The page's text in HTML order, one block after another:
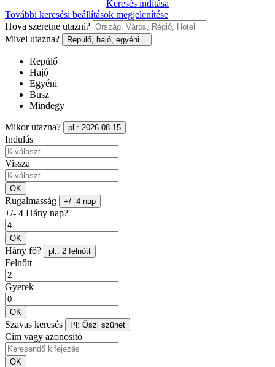
Keresés indítása
További keresési beállítások megjelenítése
Hova szeretne utazni?
Mivel utazna?
Repülő, hajó, egyéni...
Repülő
Hajó
Egyéni
Busz
Mindegy
Mikor utazna? pl.: 2026-08-15
Indulás
Vissza
OK
Rugalmasság +/- 4 nap
+/- 4 Hány nap?
OK
Hány fő? pl.: 2 felnőtt
Felnőtt
Gyerek
OK
Szavas keresés Pl: Őszi szünet
Cím vagy azonosító
OK